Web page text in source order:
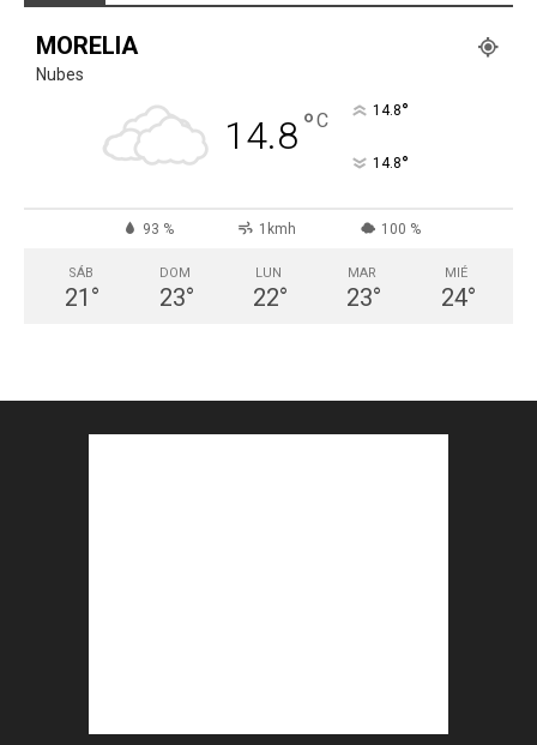
MORELIA
Nubes
14.8°C 14.8°
14.8°
93 % 1kmh 100 %
SÁB
21 °
DOM
23°
LUN
22°
MAR
23°
MIÉ
24°